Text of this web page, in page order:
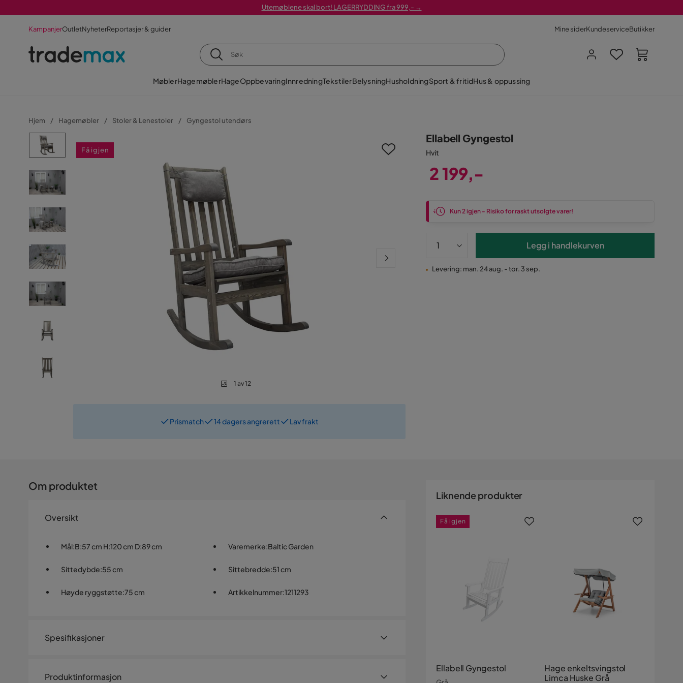
Utemøblene skal bort! LAGERRYDDING fra 999,- →
KampanjerOutletNyheterReportasjer & guider Mine siderKundeserviceButikker
MøblerHagemøblerHageOppbevaringInnredningTekstilerBelysningHusholdningSport & fritidHus & oppussing
Hjem Hagemøbler Stoler & Lenestoler Gyngestol utendørs
Få igjen
1 av 12
Prismatch 14 dagers angrerett Lav frakt
Ellabell Gyngestol
Hvit
2 199,-
Kun 2 igjen - Risiko for raskt utsolgte varer!
Legg i handlekurven
Levering: man. 24 aug. - tor. 3 sep.
Om produktet
Oversikt
Mål:B:57 cm H:120 cm D:89 cm Varemerke:Baltic Garden
Sittedybde:55 cm Sittebredde:51 cm
Høyde ryggstøtte:75 cm Artikkelnummer:1211293
Spesifikasjoner
Størrelse
Produktinformasjon
Liknende produkter
Ellabell Gyngestol
Få igjen
Hage enkeltsvingstol
Limca Huske Grå